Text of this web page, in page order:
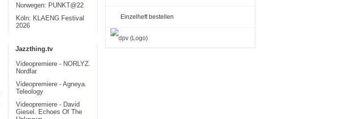
Norwegen: PUNKT@22
Köln: KLAENG Festival
2026
Jazzthing.tv
Videopremiere - NORLYZ.
Nordfar
Videopremiere - Agneya.
Teleology
Videopremiere - David
Giesel. Echoes Of The
Einzelheft bestellen